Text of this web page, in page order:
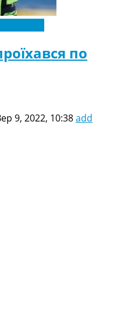
по
9, 2022, 10:38add